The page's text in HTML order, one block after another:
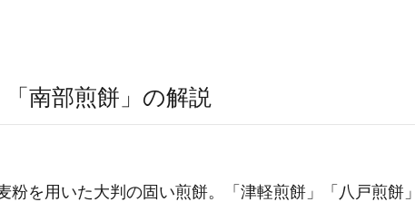
「南部煎餅」の解説
を用いた大判の固い煎餅。「津軽煎餅」「八戸煎餅